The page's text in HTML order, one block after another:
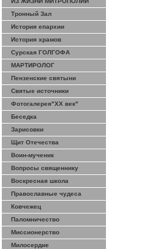
Тронный Зал
История епархии
История храмов
Сурская ГОЛГОФА
МАРТИРОЛОГ
Пензенские святыни
Святые источники
Фотогалерея"ХХ век"
Беседка
Зарисовки
Щит Отечества
Воин-мученик
Вопросы священнику
Воскресная школа
Православные чудеса
Ковчежец
Паломничество
Миссионерство
Милосердие